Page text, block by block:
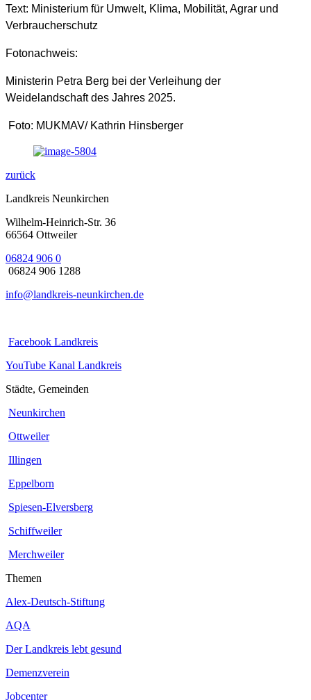
Text: Ministerium für Umwelt, Klima, Mobilität, Agrar und
Verbraucherschutz
Fotonachweis:
Ministerin Petra Berg bei der Verleihung der
Weidelandschaft des Jahres 2025.
Foto: MUKMAV/ Kathrin Hinsberger
zurück
Landkreis Neunkirchen
Wilhelm-Heinrich-Str. 36
66564 Ottweiler
06824 906 0
06824 906 1288
info@landkreis-neunkirchen.de
Facebook Landkreis
YouTube Kanal Landkreis
Städte, Gemeinden
Neunkirchen
Ottweiler
Illingen
Eppelborn
Spiesen-Elversberg
Schiffweiler
Merchweiler
Themen
Alex-Deutsch-Stiftung
AQA
Der Landkreis lebt gesund
Demenzverein
Jobcenter